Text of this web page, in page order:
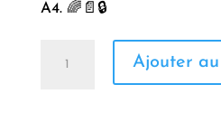
A4. 🌈📄🔒
Ajouter